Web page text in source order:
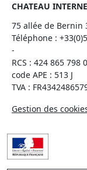
CHATEAU
75 allée de Bernin
Téléphone :
-
RCS : 424 865 798
code APE : 513 J
TVA :
Gestion des